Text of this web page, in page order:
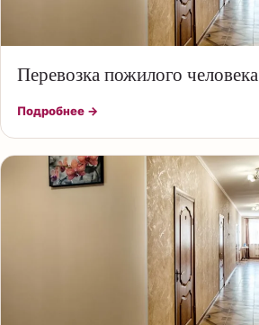
Перевозка пожилого человека
Подробнее →